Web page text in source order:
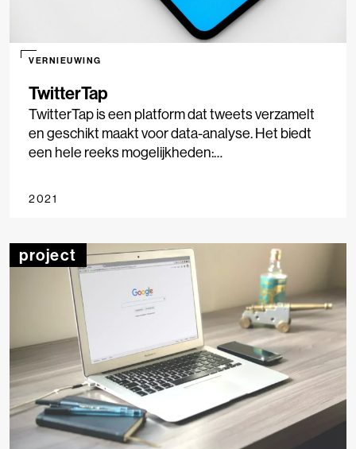
TwitterTap
VERNIEUWING
TwitterTap is een platform dat tweets verzamelt
en geschikt maakt voor data-analyse. Het biedt
een hele reeks mogelijkheden:
mensen, woorden en hashtags. Het visualiseert
2021
project